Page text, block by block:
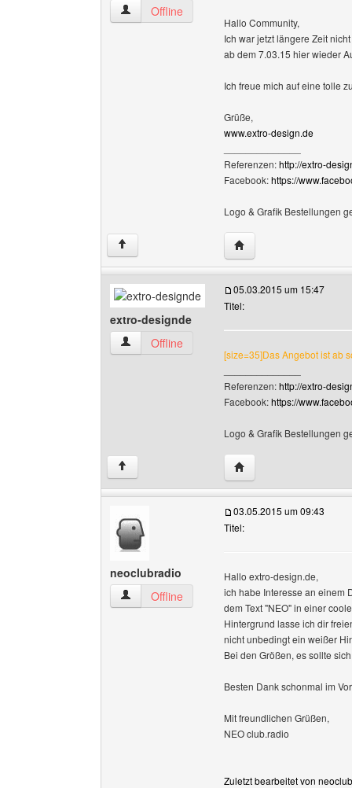
extro-designde Benutzer-Profile anzeigen
Offline
Hallo Community,
Ich war jetzt längere Zeit
ab dem 7.03.15 hier wieder
Ich freue mich auf eine tolle
Grüße,
www.extro-design.de
Referenzen:http://extro-
Facebook:https://
Logo & Grafik Bestellungen
↑ Website dieses
extro-designde
extro-designde Benutzer-Profile anzeigen
Offline
05.03.2015 um 15:47
Titel:
[size=35]Das Angebot ist ab
Referenzen:http://extro-
Facebook:https://
Logo & Grafik Bestellungen
↑ Website dieses
neoclubradio
neoclubradio Benutzer-Profile anzeigen
Offline
03.05.2015 um 09:43
Titel:
Hallo extro-design.de,
ich habe Interesse an einem
dem Text "NEO" in einer
Hintergrund lasse ich dir
nicht unbedingt ein weißer
Bei den Größen, es sollte
Besten Dank schonmal im
Mit freundlichen Grüßen,
NEO club.radio
Zuletzt bearbeitet von